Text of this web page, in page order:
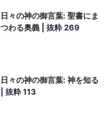
日々の神の御言葉: 聖書にま
つわる奥義 | 抜粋 269
日々の神の御言葉: 神を知る
| 抜粋 113